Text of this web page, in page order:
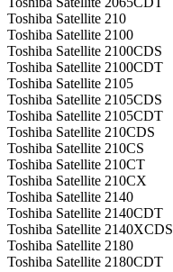
Toshiba Satellite 210
Toshiba Satellite 2100
Toshiba Satellite 2100CDS
Toshiba Satellite 2100CDT
Toshiba Satellite 2105
Toshiba Satellite 2105CDS
Toshiba Satellite 2105CDT
Toshiba Satellite 210CDS
Toshiba Satellite 210CS
Toshiba Satellite 210CT
Toshiba Satellite 210CX
Toshiba Satellite 2140
Toshiba Satellite 2140CDT
Toshiba Satellite 2140XCDS
Toshiba Satellite 2180
Toshiba Satellite 2180CDT